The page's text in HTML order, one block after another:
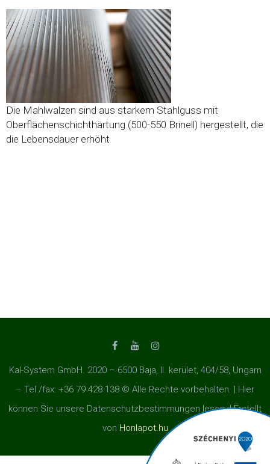
Die Mahlwalzen sind aus starkem Stahlguss mit
Oberflächenschichthärtung (500-550 Brinell) hergestellt, die
die Lebensdauer erhöht
Kal-System GmbH. 2020 – 6500 Baja, II. kerület, 404/58, Ungarn
– Tel./fax: +36 79 428 138 © Alle Rechte vorbehalten. | Hier
können Sie unsere Datenschutzbestimmungen lesen. | Erstellt
von Honlapot.hu